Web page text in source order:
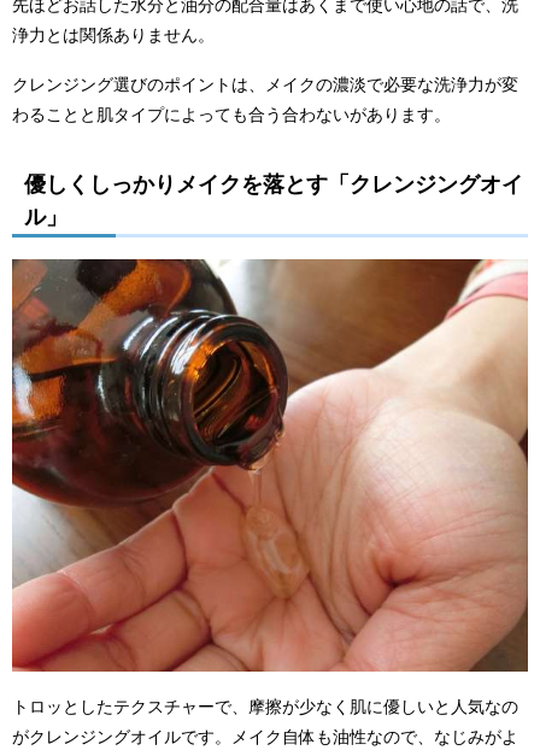
先ほどお話した水分と油分の配合量はあくまで使い心地の話で、洗
浄力とは関係ありません。
クレンジング選びのポイントは、メイクの濃淡で必要な洗浄力が変
わることと肌タイプによっても合う合わないがあります。
優しくしっかりメイクを落とす「クレンジングオイ
ル」
トロッとしたテクスチャーで、摩擦が少なく肌に優しいと人気なの
がクレンジングオイルです。メイク自体も油性なので、なじみがよ